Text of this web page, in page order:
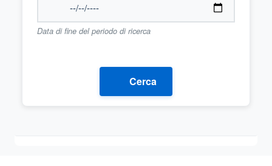
Data di fine del periodo di ricerca
Cerca